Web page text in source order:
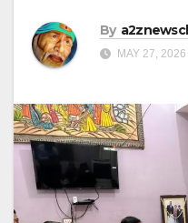
By
MAY 27, 2026